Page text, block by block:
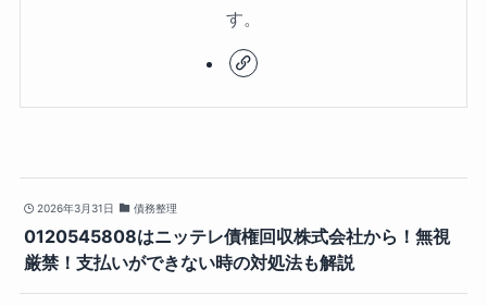
す。
2026年3月31日 債務整理
0120545808はニッテレ債権回収株式会社から！無視
厳禁！支払いができない時の対処法も解説